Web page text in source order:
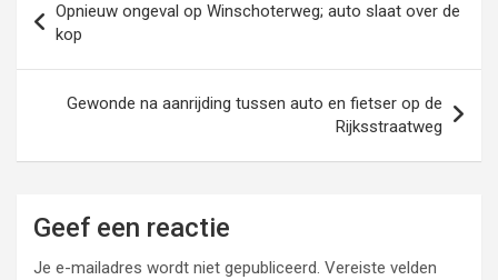
navigatie
Opnieuw ongeval op Winschoterweg; auto slaat over de
kop
Gewonde na aanrijding tussen auto en fietser op de
Rijksstraatweg
Geef een reactie
Je e-mailadres wordt niet gepubliceerd. Vereiste velden